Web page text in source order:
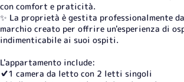
con comfort e praticità.
✨ La proprietà è gestita professionalmente
marchio creato per offrire un'esperienza di
indimenticabile ai suoi ospiti.
L'appartamento include:
✔️1 camera da letto con 2 letti singoli